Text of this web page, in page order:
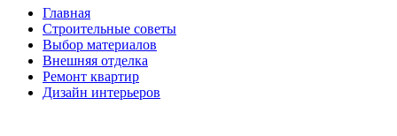
Главная
Строительные советы
Выбор материалов
Внешняя отделка
Ремонт квартир
Дизайн интерьеров